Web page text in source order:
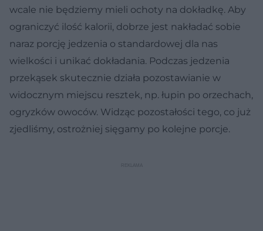
wcale nie będziemy mieli ochoty na dokładkę. Aby
ograniczyć ilość kalorii, dobrze jest nakładać sobie
naraz porcję jedzenia o standardowej dla nas
wielkości i unikać dokładania. Podczas jedzenia
przekąsek skutecznie działa pozostawianie w
widocznym miejscu resztek, np. łupin po orzechach,
ogryzków owoców. Widząc pozostałości tego, co już
zjedliśmy, ostrożniej sięgamy po kolejne porcje.